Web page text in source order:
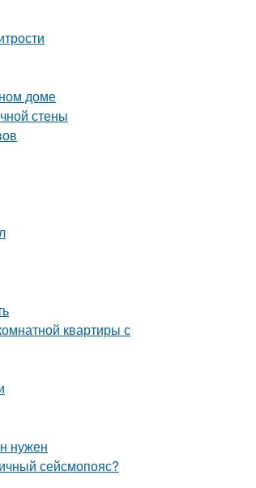
доме
стены
квартиры с
нужен
сейсмопояс?